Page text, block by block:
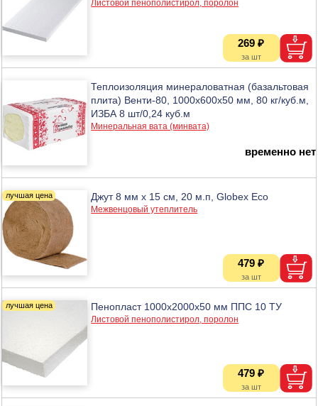
Листовой пенополистирол, поролон
269 ₽
Теплоизоляция минераловатная (базальтовая
плита) Венти-80, 1000х600х50 мм, 80 кг/куб.м,
ИЗБА 8 шт/0,24 куб.м
Минеральная вата (минвата)
временно нет
Джут 8 мм х 15 см, 20 м.п, Globex Eco
Межвенцовый утеплитель
479 ₽
Пенопласт 1000х2000х50 мм ППС 10 ТУ
Листовой пенополистирол, поролон
479 ₽